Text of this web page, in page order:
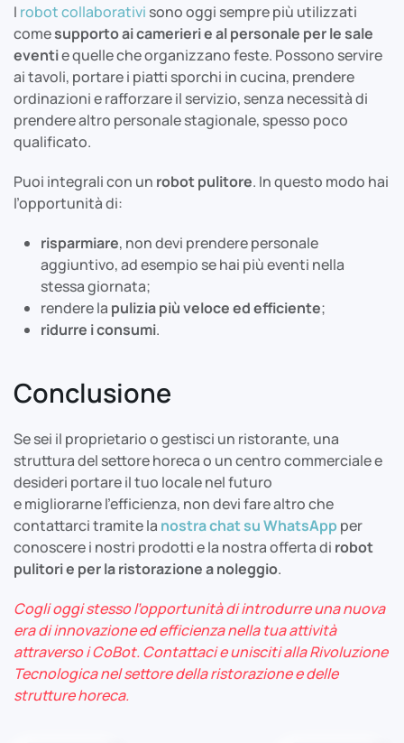
I robot collaborativi sono oggi sempre più utilizzati
comesupporto ai camerieri e al personale per le sale
eventie quelle che organizzano feste. Possono servire
ai tavoli, portare i piatti sporchi in cucina, prendere
ordinazioni e rafforzare il servizio, senza necessità di
prendere altro personale stagionale, spesso poco
qualificato.
Puoi integrali con un robot pulitore. In questo modo hai
l’opportunità di:
risparmiare, non devi prendere personale
aggiuntivo, ad esempio se hai più eventi nella
stessa giornata;
rendere la pulizia più veloce ed efficiente;
ridurre i consumi.
Conclusione
Se sei il proprietario o gestisci un ristorante, una
struttura del settore horeca o un centro commerciale e
desideri portare il tuo locale nel futuro
e migliorarne l’efficienza, non devi fare altro che
contattarci tramite la nostra chat su WhatsAppper
conoscere i nostri prodotti e la nostra offerta di robot
pulitori e per la ristorazione a noleggio.
Cogli oggi stesso l’opportunità di introdurre una nuova
era di innovazione ed efficienza nella tua attività
attraverso i CoBot. Contattaci e unisciti alla Rivoluzione
Tecnologica nel settore della ristorazione e delle
strutture horeca.